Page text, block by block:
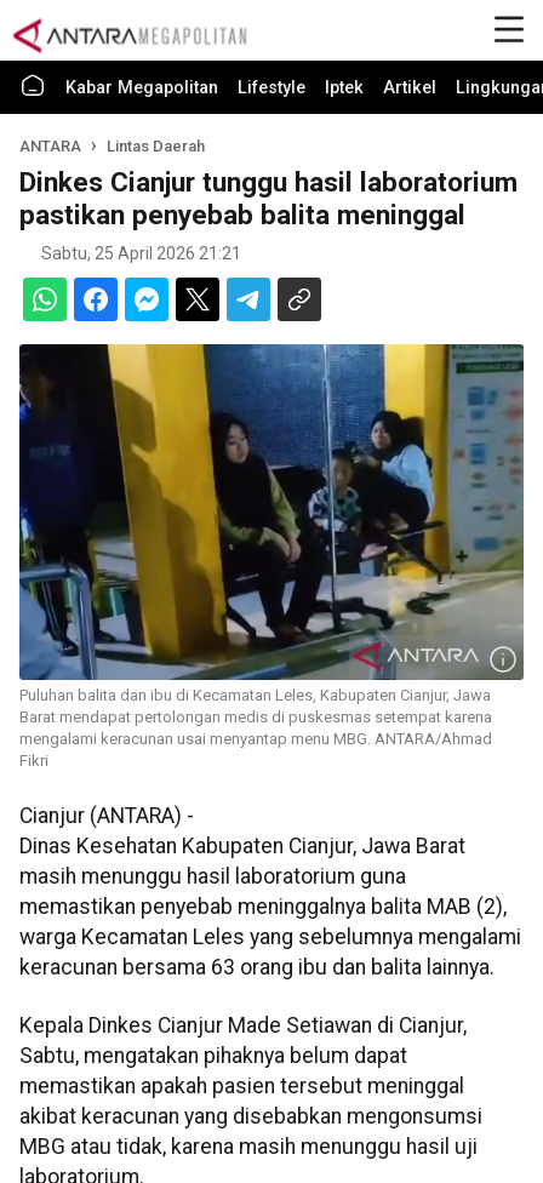
Kabar Megapolitan Lifestyle Iptek Artikel
ANTARA Lintas Daerah
Dinkes Cianjur tunggu hasil laboratorium
pastikan penyebab balita meninggal
Sabtu, 25 April 2026 21:21
Puluhan balita dan ibu di Kecamatan Leles, Kabupaten Cianjur, Jawa
Barat mendapat pertolongan medis di puskesmas setempat karena
mengalami keracunan usai menyantap menu MBG. ANTARA/Ahmad
Fikri
Cianjur (ANTARA) -
Dinas Kesehatan Kabupaten Cianjur, Jawa Barat
masih menunggu hasil laboratorium guna
memastikan penyebab meninggalnya balita MAB (2),
warga Kecamatan Leles yang sebelumnya mengalami
keracunan bersama 63 orang ibu dan balita lainnya.
Kepala Dinkes Cianjur Made Setiawan di Cianjur,
Sabtu, mengatakan pihaknya belum dapat
memastikan apakah pasien tersebut meninggal
akibat keracunan yang disebabkan mengonsumsi
MBG atau tidak, karena masih menunggu hasil uji
laboratorium.